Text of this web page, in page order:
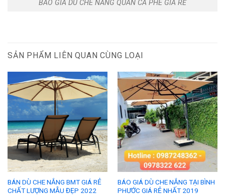
BÁO GIÁ DÙ CHE NẮNG QUÁN CÀ PHÊ GIÁ RẺ
SẢN PHẨM LIÊN QUAN CÙNG LOẠI
BÁN DÙ CHE NẮNG BMT GIÁ RẺ
CHẤT LƯỢNG MẪU ĐẸP 2022
BÁO GIÁ DÙ CHE NẮNG TẠI BÌNH
PHƯỚC GIÁ RẺ NHẤT 2019